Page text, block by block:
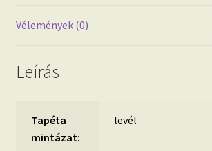
Vélemények (0)
Leírás
Tapéta
mintázat:
levél